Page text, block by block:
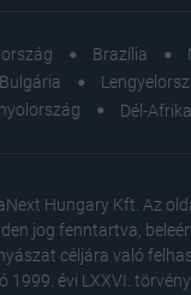
Brazília
Bulgária
Dél-Afrika
Hungary Kft. Az
jog fenntartva,
céljára való
1999. évi LXXVI.